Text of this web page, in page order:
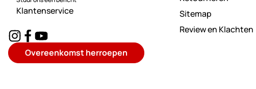
Klantenservice
Overeenkomst herroepen
Sitemap
Review en Klachten